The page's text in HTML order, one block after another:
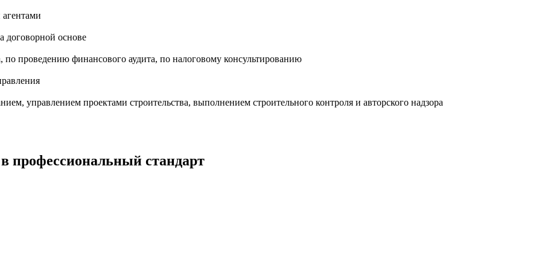
договорной основе
по проведению финансового аудита, по налоговому консультированию
управлением проектами строительства, выполнением строительного контроля и авторского надзора
профессиональный стандарт